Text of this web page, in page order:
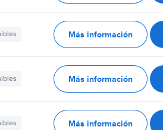
Más información
Más información
Más información